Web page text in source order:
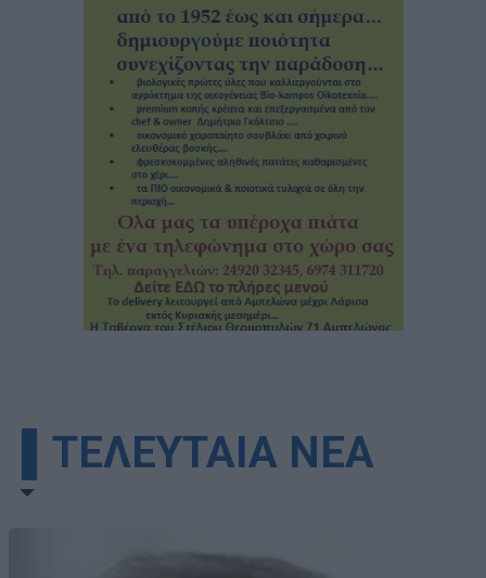
▌ΤΕΛΕΥΤΑΙΑ ΝΕΑ